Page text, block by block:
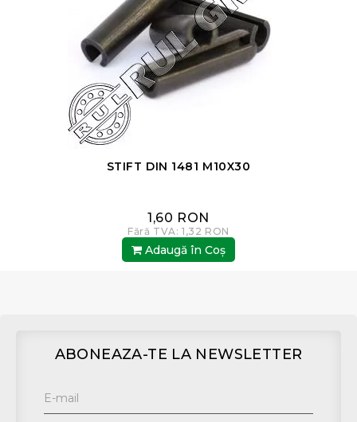
STIFT DIN 1481 M10X30
1,60 RON
Fără TVA: 1,32 RON
Adaugă în Coş
ABONEAZA-TE LA NEWSLETTER